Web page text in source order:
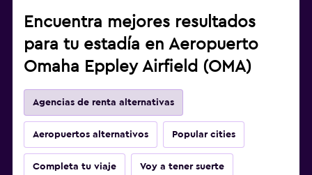
Encuentra mejores resultados
para tu estadía en Aeropuerto
Omaha Eppley Airfield (OMA)
Agencias de renta alternativas
Aeropuertos alternativos Popular cities
Completa tu viaje Voy a tener suerte